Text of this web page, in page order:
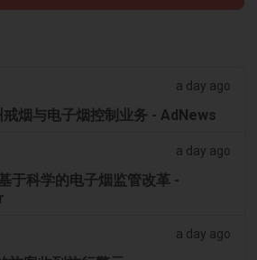
a day ago
烟与电子烟控制业务 - AdNews
a day ago
于科学的电子烟监管改革 -
a day ago